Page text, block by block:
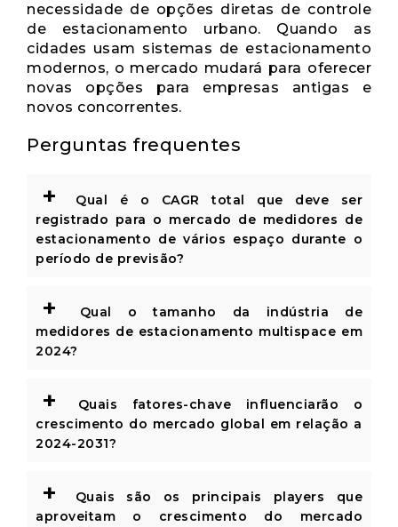
necessidade de opções diretas de controle
de estacionamento urbano. Quando as
cidades usam sistemas de estacionamento
modernos, o mercado mudará para oferecer
novas opções para empresas antigas e
novos concorrentes.
Perguntas frequentes
+
Qual é o CAGR total que deve ser
registrado para o mercado de medidores de
estacionamento de vários espaço durante o
período de previsão?
+
Qual o tamanho da indústria de
medidores de estacionamento multispace em
2024?
+
Quais fatores-chave influenciarão o
crescimento do mercado global em relação a
2024-2031?
+
Quais são os principais players que
aproveitam o crescimento do mercado